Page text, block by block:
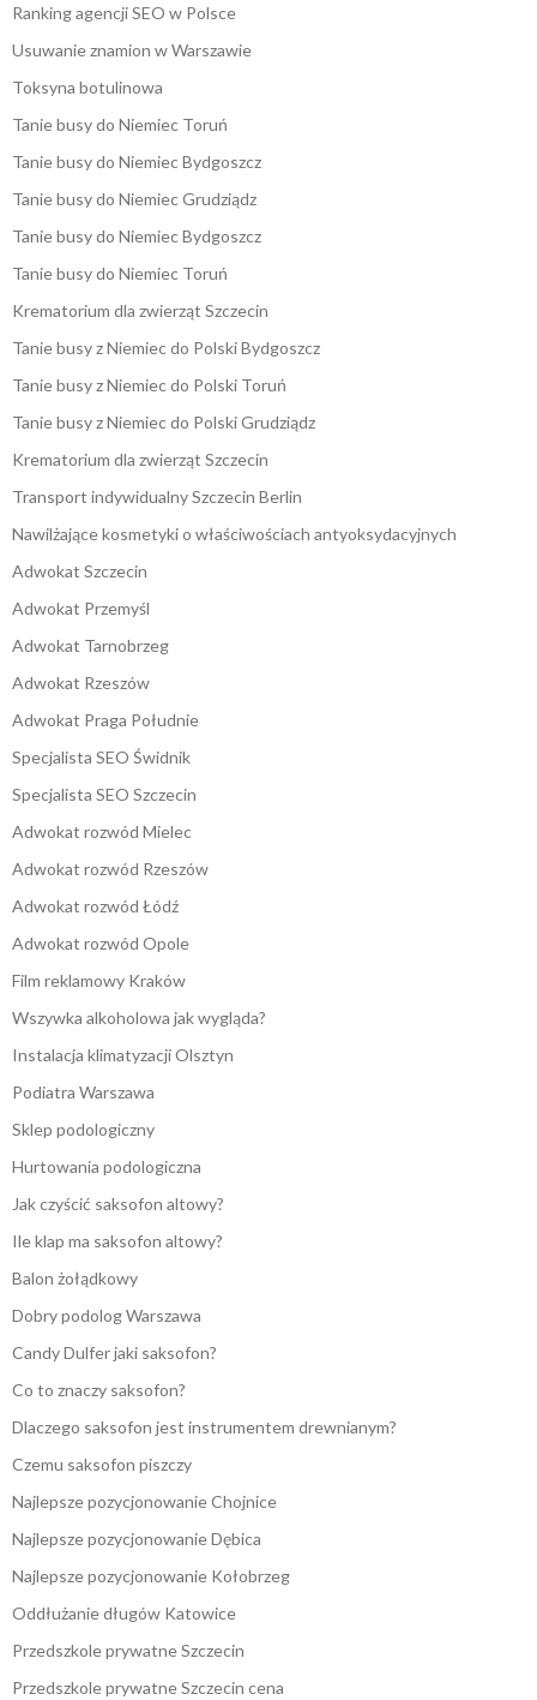
Ranking agencji SEO w Polsce
Usuwanie znamion w Warszawie
Toksyna botulinowa
Tanie busy do Niemiec Toruń
Tanie busy do Niemiec Bydgoszcz
Tanie busy do Niemiec Grudziądz
Tanie busy do Niemiec Bydgoszcz
Tanie busy do Niemiec Toruń
Krematorium dla zwierząt Szczecin
Tanie busy z Niemiec do Polski Bydgoszcz
Tanie busy z Niemiec do Polski Toruń
Tanie busy z Niemiec do Polski Grudziądz
Krematorium dla zwierząt Szczecin
Transport indywidualny Szczecin Berlin
Nawilżające kosmetyki o właściwościach antyoksydacyjnych
Adwokat Szczecin
Adwokat Przemyśl
Adwokat Tarnobrzeg
Adwokat Rzeszów
Adwokat Praga Południe
Specjalista SEO Świdnik
Specjalista SEO Szczecin
Adwokat rozwód Mielec
Adwokat rozwód Rzeszów
Adwokat rozwód Łódź
Adwokat rozwód Opole
Film reklamowy Kraków
Wszywka alkoholowa jak wygląda?
Instalacja klimatyzacji Olsztyn
Podiatra Warszawa
Sklep podologiczny
Hurtowania podologiczna
Jak czyścić saksofon altowy?
Ile klap ma saksofon altowy?
Balon żołądkowy
Dobry podolog Warszawa
Candy Dulfer jaki saksofon?
Co to znaczy saksofon?
Dlaczego saksofon jest instrumentem drewnianym?
Czemu saksofon piszczy
Najlepsze pozycjonowanie Chojnice
Najlepsze pozycjonowanie Dębica
Najlepsze pozycjonowanie Kołobrzeg
Oddłużanie długów Katowice
Przedszkole prywatne Szczecin
Przedszkole prywatne Szczecin cena